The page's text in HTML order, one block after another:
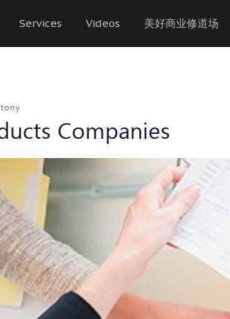
Services Videos 美好商业修道场
Companies